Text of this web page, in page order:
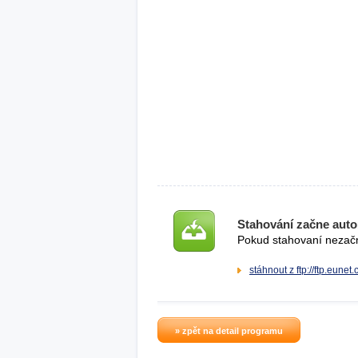
Stahování začne
Pokud stahovaní
stáhnout z ftp://
» zpět na detail programu